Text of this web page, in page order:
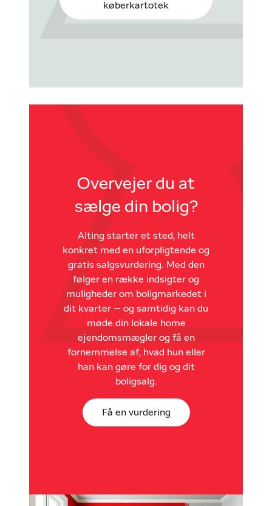
køberkartotek
Overvejer du at
sælge din bolig?
Alting starter et sted, helt
konkret med en uforpligtende og
gratis salgsvurdering. Med den
følger en række indsigter og
muligheder om boligmarkedet i
dit kvarter – og samtidig kan du
møde din lokale home
ejendomsmægler og få en
fornemmelse af, hvad hun eller
han kan gøre for dig og dit
boligsalg.
Få en vurdering